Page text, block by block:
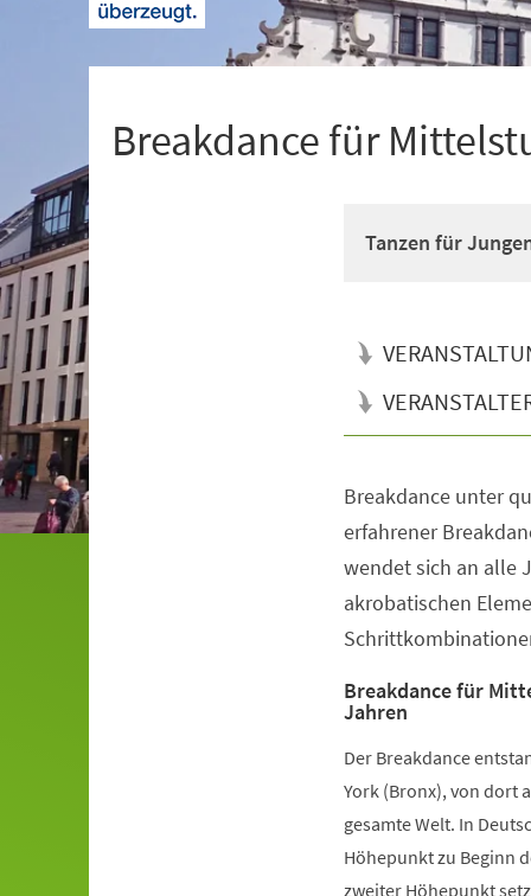
Breakdance für
Tanzen für
Breakdance unter
erfahrener
wendet sich an alle
akrobatischen
Breakdance für
Jahren
Der Breakdance
York (Bronx), von dort
gesamte Welt. In
Höhepunkt zu Beginn
zweiter Höhepunkt